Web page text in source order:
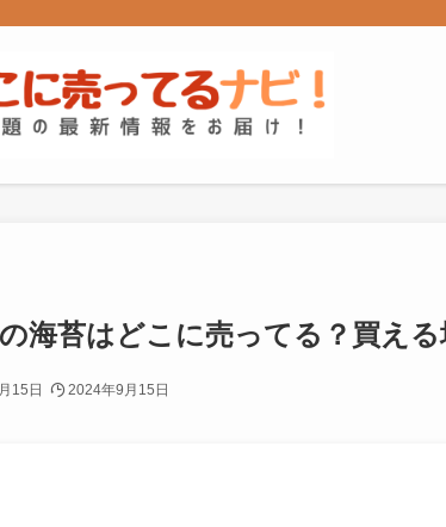
海苔はどこに売ってる？買え
15日 2024年9月15日